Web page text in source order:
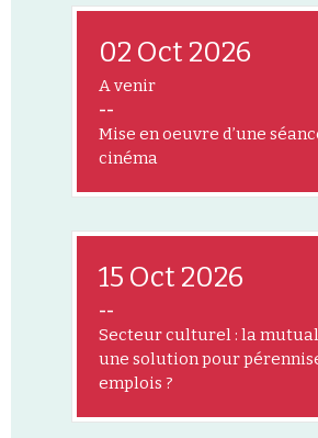
02 Oct 2026
A venir
--
Mise en oeuvre d’une
cinéma
15 Oct 2026
--
Secteur culturel : la
une solution pour
emplois ?